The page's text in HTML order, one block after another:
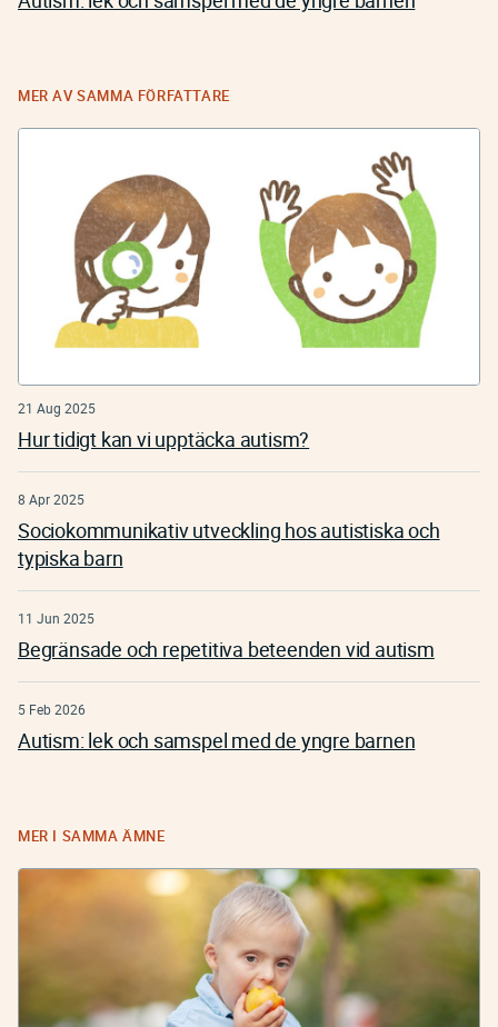
MER AV SAMMA FÖRFATTARE
21 Aug 2025
Hur tidigt kan vi upptäcka autism?
8 Apr 2025
Sociokommunikativ utveckling hos autistiska och
typiska barn
11 Jun 2025
Begränsade och repetitiva beteenden vid autism
5 Feb 2026
Autism: lek och samspel med de yngre barnen
MER I SAMMA ÄMNE